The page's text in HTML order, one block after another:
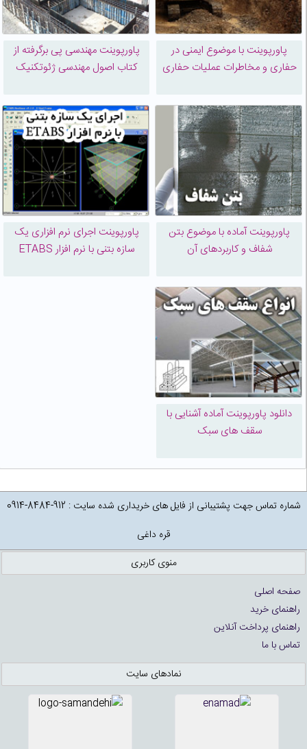
پاورپوینت با موضوع ایمنی در
حفاری و مخاطرات عملیات حفاری
پاورپوینت مهندسی پی برگرفته از
کتاب اصول مهندسی ژئوتکنیک
پاورپوینت آماده با موضوع بتن
شفاف و کاربردهای آن
پاورپوینت اجرای نرم افزاری یک
سازه بتنی با نرم افزار ETABS
دانلود پاورپوینت آماده آشنایی با
سقف های سبک
شماره تماس جهت پشتیبانی از فایل های خریداری شده سایت : 912-8484-0914
قره داغی
منوی کاربری
صفحه اصلی
راهنمای خرید
راهنمای پرداخت آنلاین
تماس با ما
نمادهای سایت